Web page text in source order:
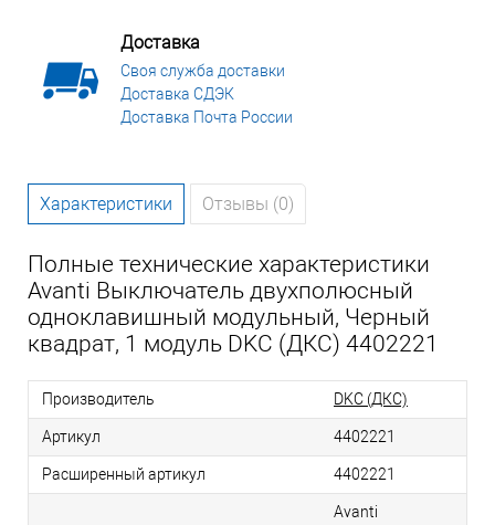
Доставка
Своя служба доставки
Доставка СДЭК
Доставка Почта России
Характеристики Отзывы (0)
Полные технические характеристики
Avanti Выключатель двухполюсный
одноклавишный модульный, Черный
квадрат, 1 модуль DKC (ДКС) 4402221
Производитель DKC (ДКС)
Артикул 4402221
Расширенный артикул 4402221
Avanti